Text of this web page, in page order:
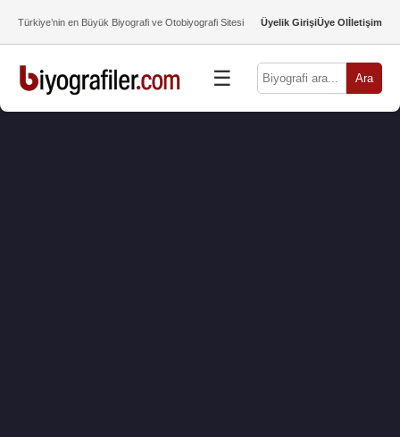
Türkiye’nin en Büyük Biyografi ve Otobiyografi Sitesi Üyelik GirişiÜye Olİletişim
☰ Ara